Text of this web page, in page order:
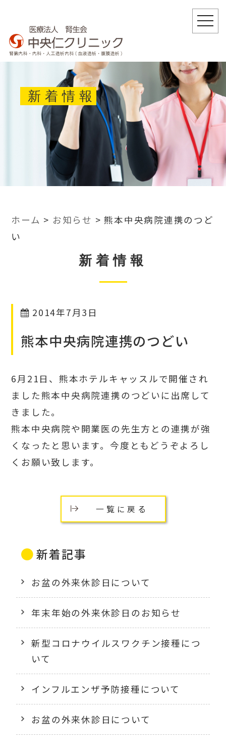
新着情報
ホーム > お知らせ >熊本中央病院連携のつど
い
新着情報
2014年7月3日
熊本中央病院連携のつどい
6月21日、熊本ホテルキャッスルで開催され
ました熊本中央病院連携のつどいに出席して
きました。
熊本中央病院や開業医の先生方との連携が強
くなったと思います。今度ともどうぞよろし
くお願い致します。
一覧に戻る
新着記事
お盆の外来休診日について
年末年始の外来休診日のお知らせ
新型コロナウイルスワクチン接種につ
いて
インフルエンザ予防接種について
お盆の外来休診日について